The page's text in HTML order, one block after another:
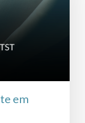
em